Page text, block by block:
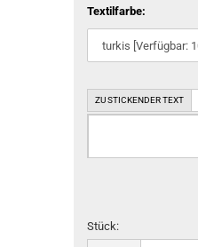
Textilfarbe:
ZU STICKENDER TEXT
Stück: